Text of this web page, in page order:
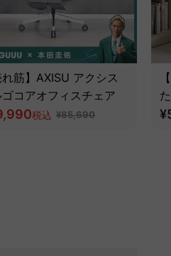
れ筋】AXISU アクシス
ゴコアオフィスチェア
税込 ¥85,690